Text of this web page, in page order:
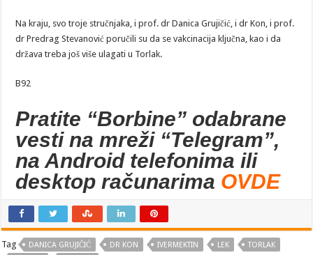
Na kraju, svo troje stručnjaka, i prof. dr Danica Grujičić, i dr Kon, i prof.
dr Predrag Stevanović poručili su da se vakcinacija ključna, kao i da
država treba još više ulagati u Torlak.
B92
Pratite “Borbine” odabrane
vesti na mreži “Telegram”,
na Android telefonima ili
desktop računarima OVDE
Tag DANICA GRUJIČIĆ DR KON IVERMEKTIN LEK
TORLAK